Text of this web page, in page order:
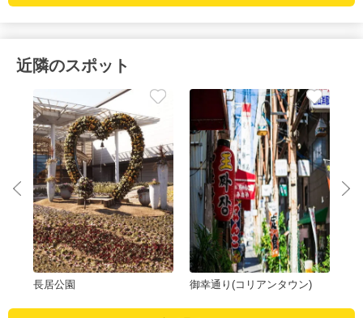
近隣のスポット
長居公園 御幸通り(コリアンタウン)